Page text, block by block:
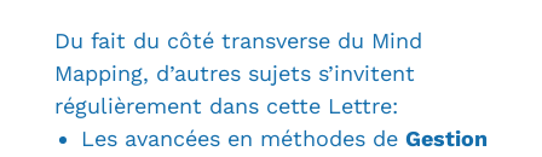
Du fait du côté transverse du Mind
Mapping, d’autres sujets s’invitent
régulièrement dans cette Lettre:
Les avancées en méthodes de Gestion